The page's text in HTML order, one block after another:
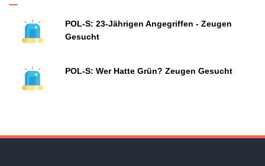
POL-S: 23-Jährigen Angegriffen - Zeugen
Gesucht
POL-S: Wer Hatte Grün? Zeugen Gesucht